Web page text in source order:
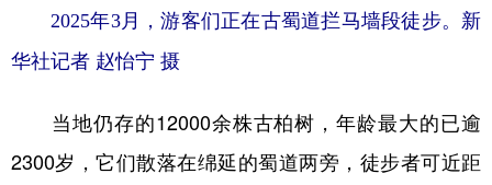
2025年3月，游客们正在古蜀道拦马墙段徒步。新
华社记者 赵怡宁 摄
当地仍存的12000余株古柏树，年龄最大的已逾
2300岁，它们散落在绵延的蜀道两旁，徒步者可近距